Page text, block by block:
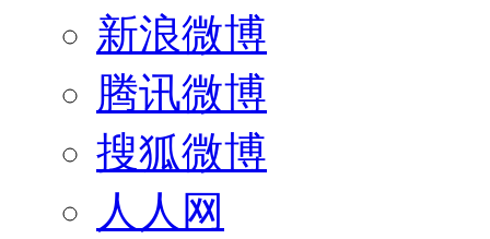
新浪微博
腾讯微博
搜狐微博
人人网